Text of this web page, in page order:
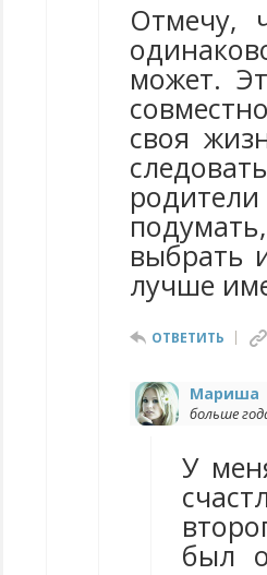
Отмечу,
может.
своя
выбрать
лучше
ОТВЕТИТЬ
Мариша
больше
У
был